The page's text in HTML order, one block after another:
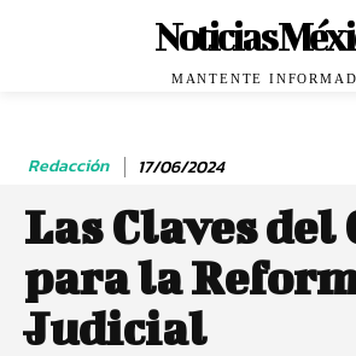
Noticias
MANTENTE
Redacción 17/06/2024
Las Claves del
para la
Judicial